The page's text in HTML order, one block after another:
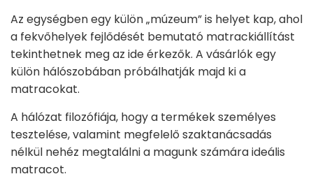
Az egységben egy külön „múzeum” is helyet kap, ahol
a fekvőhelyek fejlődését bemutató matrackiállítást
tekinthetnek meg az ide érkezők. A vásárlók egy
külön hálószobában próbálhatják majd ki a
matracokat.
A hálózat filozófiája, hogy a termékek személyes
tesztelése, valamint megfelelő szaktanácsadás
nélkül nehéz megtalálni a magunk számára ideális
matracot.